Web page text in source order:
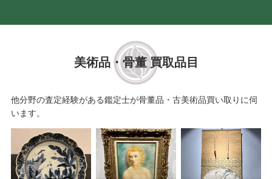
美術品・骨董 買取品目
他分野の査定経験がある鑑定士が骨董品・古美術品買い取りに伺
います。